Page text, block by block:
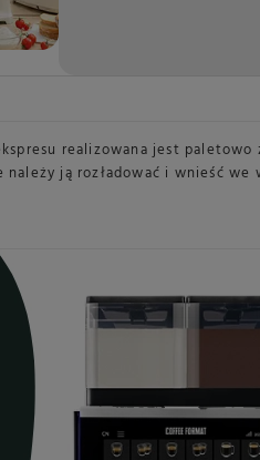
realizowana jest
ją rozładować i wnieść we